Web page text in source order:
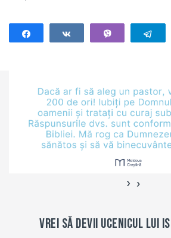
‹ ›
Vrei să devii ucenicul lui